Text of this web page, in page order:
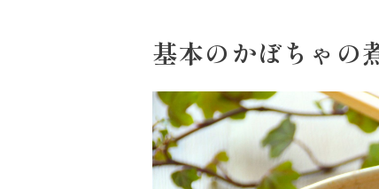
スープ
鍋
パウチのまんまシリーズ
おもてなし
ホットプレート
節分
ハロウィン
年末年始
すき焼のたれ
やみつききゃべつの塩たれ
ハコネーゼ 完熟トマト
ハコネーゼ ボンゴレ
基本のかぼちゃの